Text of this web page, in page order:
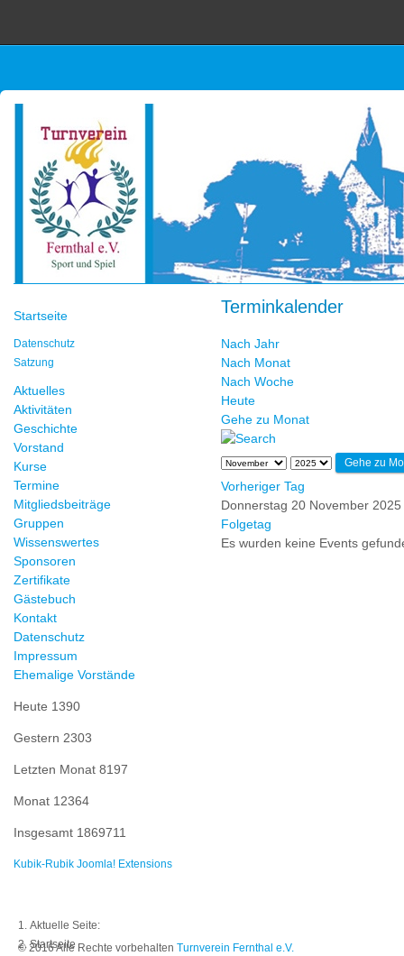
Startseite
Datenschutz
Satzung
Aktuelles
Aktivitäten
Geschichte
Vorstand
Kurse
Termine
Mitgliedsbeiträge
Gruppen
Wissenswertes
Sponsoren
Zertifikate
Gästebuch
Kontakt
Datenschutz
Impressum
Ehemalige Vorstände
Heute 1390
Gestern 2303
Letzten Monat 8197
Monat 12364
Insgesamt 1869711
Kubik-Rubik Joomla! Extensions
Terminkalender
Nach Jahr
Nach Monat
Nach Woche
Heute
Gehe zu Monat
Gehe zu
Vorheriger Tag
Donnerstag 20 November 2025
Folgetag
Es wurden keine Events
Aktuelle Seite:
Startseite
© 2016 Alle Rechte vorbehalten Turnverein Fernthal e.V.